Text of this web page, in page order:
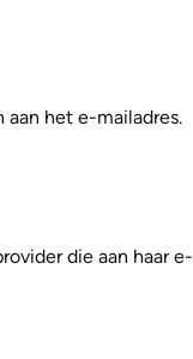
aan het e-mailadres.
die aan haar e-